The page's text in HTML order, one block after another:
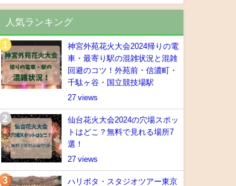
人気ランキング
神宮外苑花火大会2024帰りの電
車・最寄り駅の混雑状況と混雑
回避のコツ！外苑前・信濃町・
千駄ヶ谷・国立競技場駅
27
仙台花火大会2024の穴場スポッ
トはどこ？無料で見れる場所7
選！
27
ハリポタ・スタジオツアー東京